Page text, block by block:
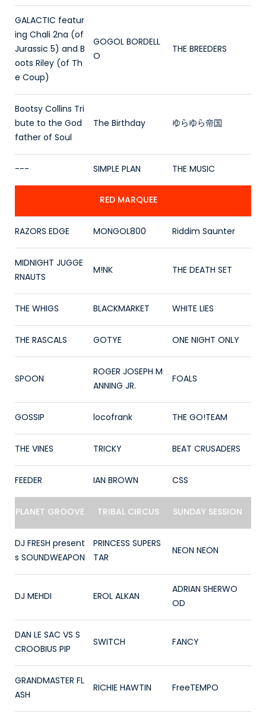
GALACTIC featur
ing Chali 2na (of
Jurassic 5) and B
oots Riley (of Th
e Coup)
GOGOL BORDELL
O
THE BREEDERS
Bootsy Collins Tri
bute to the God
father of Soul
The Birthday ゆらゆら帝国
--- SIMPLE PLAN THE MUSIC
RED MARQUEE
RAZORS EDGE MONGOL800 Riddim Saunter
MIDNIGHT JUGGE
RNAUTS
M!NK THE DEATH SET
THE WHIGS BLACKMARKET WHITE LIES
THE RASCALS GOTYE ONE NIGHT ONLY
SPOON
ROGER JOSEPH M
ANNING JR.
FOALS
GOSSIP locofrank THE GO!TEAM
THE VINES TRICKY BEAT CRUSADERS
FEEDER IAN BROWN CSS
PLANET GROOVE TRIBAL CIRCUS SUNDAY SESSION
DJ FRESH present
s SOUNDWEAPON
PRINCESS SUPERS
TAR
NEON NEON
DJ MEHDI EROL ALKAN
ADRIAN SHERWO
OD
DAN LE SAC VS S
CROOBIUS PIP
SWITCH FANCY
GRANDMASTER FL
ASH
RICHIE HAWTIN FreeTEMPO